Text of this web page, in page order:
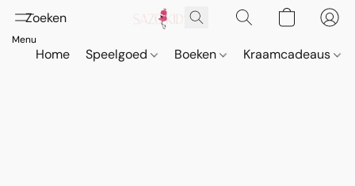
Home Speelgoed Boeken Kraamcadeaus